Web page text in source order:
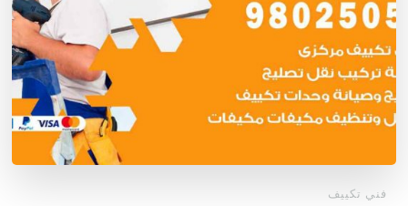
فني تكييف